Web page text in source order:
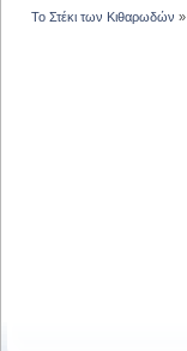
Το Στέκι των Κιθαρωδών »